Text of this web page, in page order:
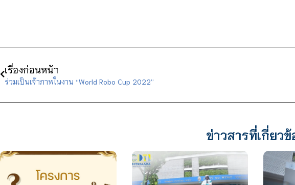
เรื่องก่อนหน้า
ร่วมเป็นเจ้าภาพในงาน “World Robo Cup 2022”
ข่าวสารที่เกี่ยวข้